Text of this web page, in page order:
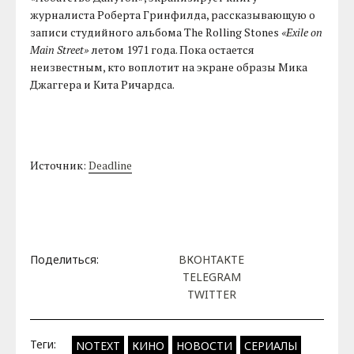
журналиста Роберта Гринфилда, рассказывающую о
записи студийного альбома The Rolling Stones«Exile on
Main Street»летом 1971 года. Пока остается
неизвестным, кто воплотит на экране образы Мика
Джаггера и Кита Ричардса.
Источник:Deadline
Поделиться:
ВКОНТАКТЕ
TELEGRAM
TWITTER
Теги: NOTEXT КИНО НОВОСТИ СЕРИАЛЫ